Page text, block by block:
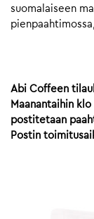
suomalaiseen
Abi Coffeen
Maanantaihin
postitetaan
Postin